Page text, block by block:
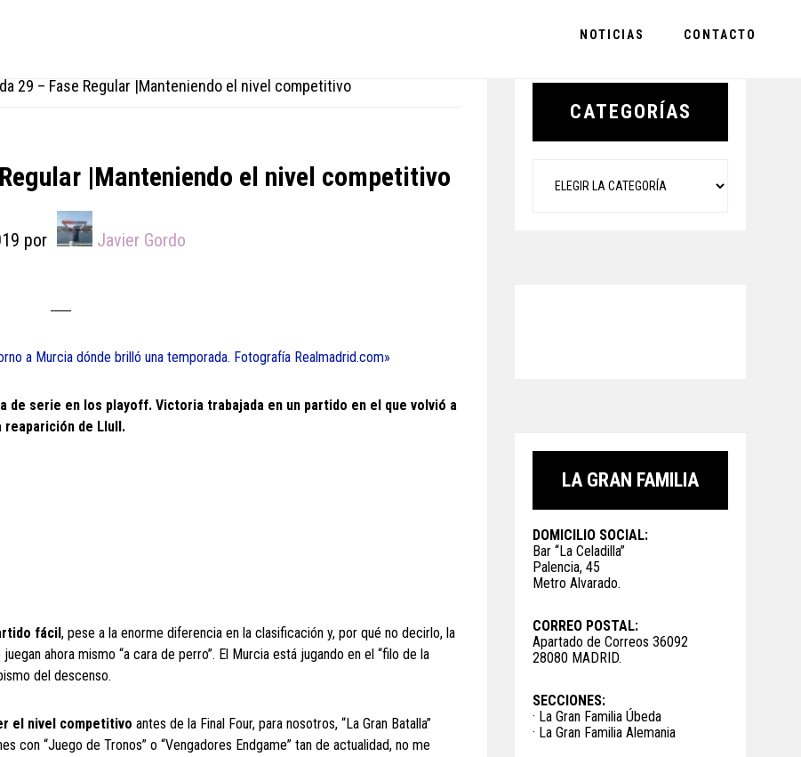
NOTICIAS CONTACTO
29 – Fase Regular |Manteniendo el nivel competitivo
|Manteniendo el nivel competitivo
por Javier Gordo
a Murcia dónde brilló una temporada. Fotografía Realmadrid.com»
de serie en los playoff. Victoria trabajada en un partido en el que volvió a
reaparición de Llull.
fácil, pese a la enorme diferencia en la clasificación y, por qué no decirlo, la
ahora mismo “a cara de perro”. El Murcia está jugando en el “filo de la
del descenso.
el nivel competitivo antes de la Final Four, para nosotros, “La Gran Batalla”
con “Juego de Tronos” o “Vengadores Endgame” tan de actualidad, no me
Primary
CATEGORÍAS
LA GRAN FAMILIA
DOMICILIO SOCIAL:
Bar “La Celadilla”
Palencia, 45
Metro Alvarado.
CORREO POSTAL:
Apartado de Correos 36092
28080 MADRID.
SECCIONES:
· La Gran Familia Úbeda
· La Gran Familia Alemania